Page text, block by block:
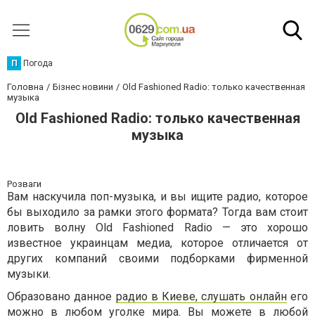
П Погода
Головна Бізнес новини
Old Fashioned Radio: только качественная
музыка
Old Fashioned Radio: только качественная
музыка
Розваги
Вам наскучила поп-музыка, и вы ищите радио, которое
бы выходило за рамки этого формата? Тогда вам стоит
ловить волну Old Fashioned Radio — это хорошо
известное украинцам медиа, которое отличается от
других компаний своими подборками фирменной
музыки.
Образовано данное радио в Киеве, слушать онлайнего
можно в любом уголке мира. Вы можете в любой